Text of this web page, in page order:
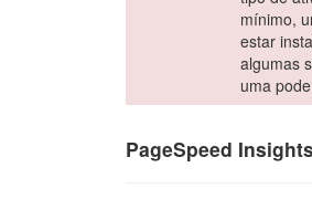
mínimo,
estar
algumas
uma
PageSpeed Insights